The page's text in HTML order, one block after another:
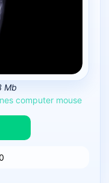
Mb
computer mouse